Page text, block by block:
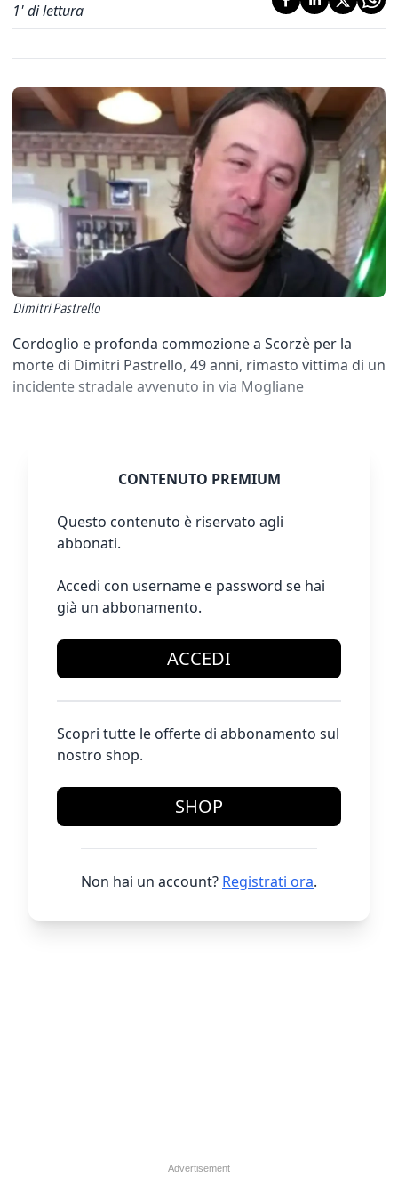
1' di lettura
Dimitri Pastrello
Cordoglio e profonda commozione a Scorzè per la
morte di Dimitri Pastrello, 49 anni, rimasto vittima di un
incidente stradale avvenuto in via Mogliane
CONTENUTO PREMIUM
Questo contenuto è riservato agli
abbonati.
Accedi con username e password se hai
già un abbonamento.
ACCEDI
Scopri tutte le offerte di abbonamento sul
nostro shop.
SHOP
Non hai un account? Registrati ora.